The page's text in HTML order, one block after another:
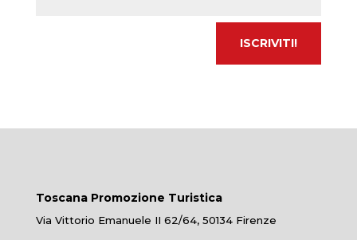
Toscana Promozione Turistica
Via Vittorio Emanuele II 62/64, 50134 Firenze